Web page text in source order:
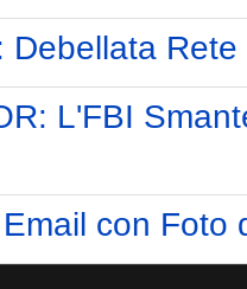
L'FBI
con Foto